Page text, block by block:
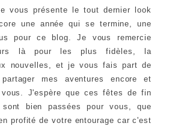
vous présente le tout dernier look
une année qui se termine, une
pour ce blog. Je vous remercie
là pour les plus fidèles, la
nouvelles, et je vous fais part de
mes aventures encore et
J'espère que ces fêtes de fin
sont bien passées pour vous, que
profité de votre entourage car c'est